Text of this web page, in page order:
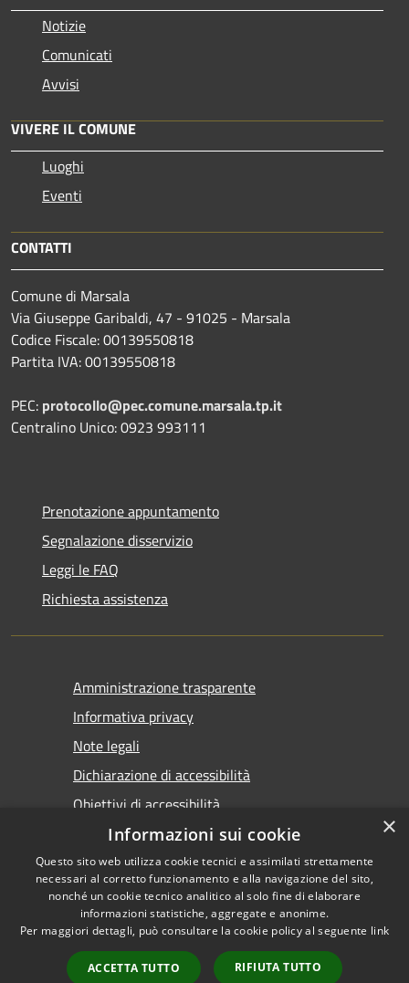
Notizie
Comunicati
Avvisi
VIVERE IL COMUNE
Luoghi
Eventi
CONTATTI
Comune di Marsala
Via Giuseppe Garibaldi, 47 - 91025 - Marsala
Codice Fiscale: 00139550818
Partita IVA: 00139550818
PEC: protocollo@pec.comune.marsala.tp.it
Centralino Unico: 0923 993111
Prenotazione appuntamento
Segnalazione disservizio
Leggi le FAQ
Richiesta assistenza
Amministrazione trasparente
Informativa privacy
Note legali
Dichiarazione di accessibilità
Obiettivi di accessibilità
Accessibilità
Copyright © 2026 • Comune di
Marsala • Powered by
Municipium•
Accesso
×
Informazioni sui cookie
Questo sito web utilizza cookie tecnici e assimilati strettamente
necessari al corretto funzionamento e alla navigazione del sito,
nonché un cookie tecnico analitico al solo fine di elaborare
informazioni statistiche, aggregate e anonime.
Per maggiori dettagli, può consultare la cookie policy al seguente link
ACCETTA TUTTO RIFIUTA TUTTO